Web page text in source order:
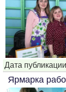
Дата
Ярмарка